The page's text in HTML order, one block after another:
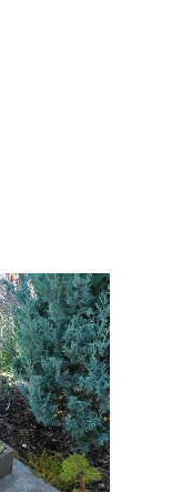
средств
Клумба на даче